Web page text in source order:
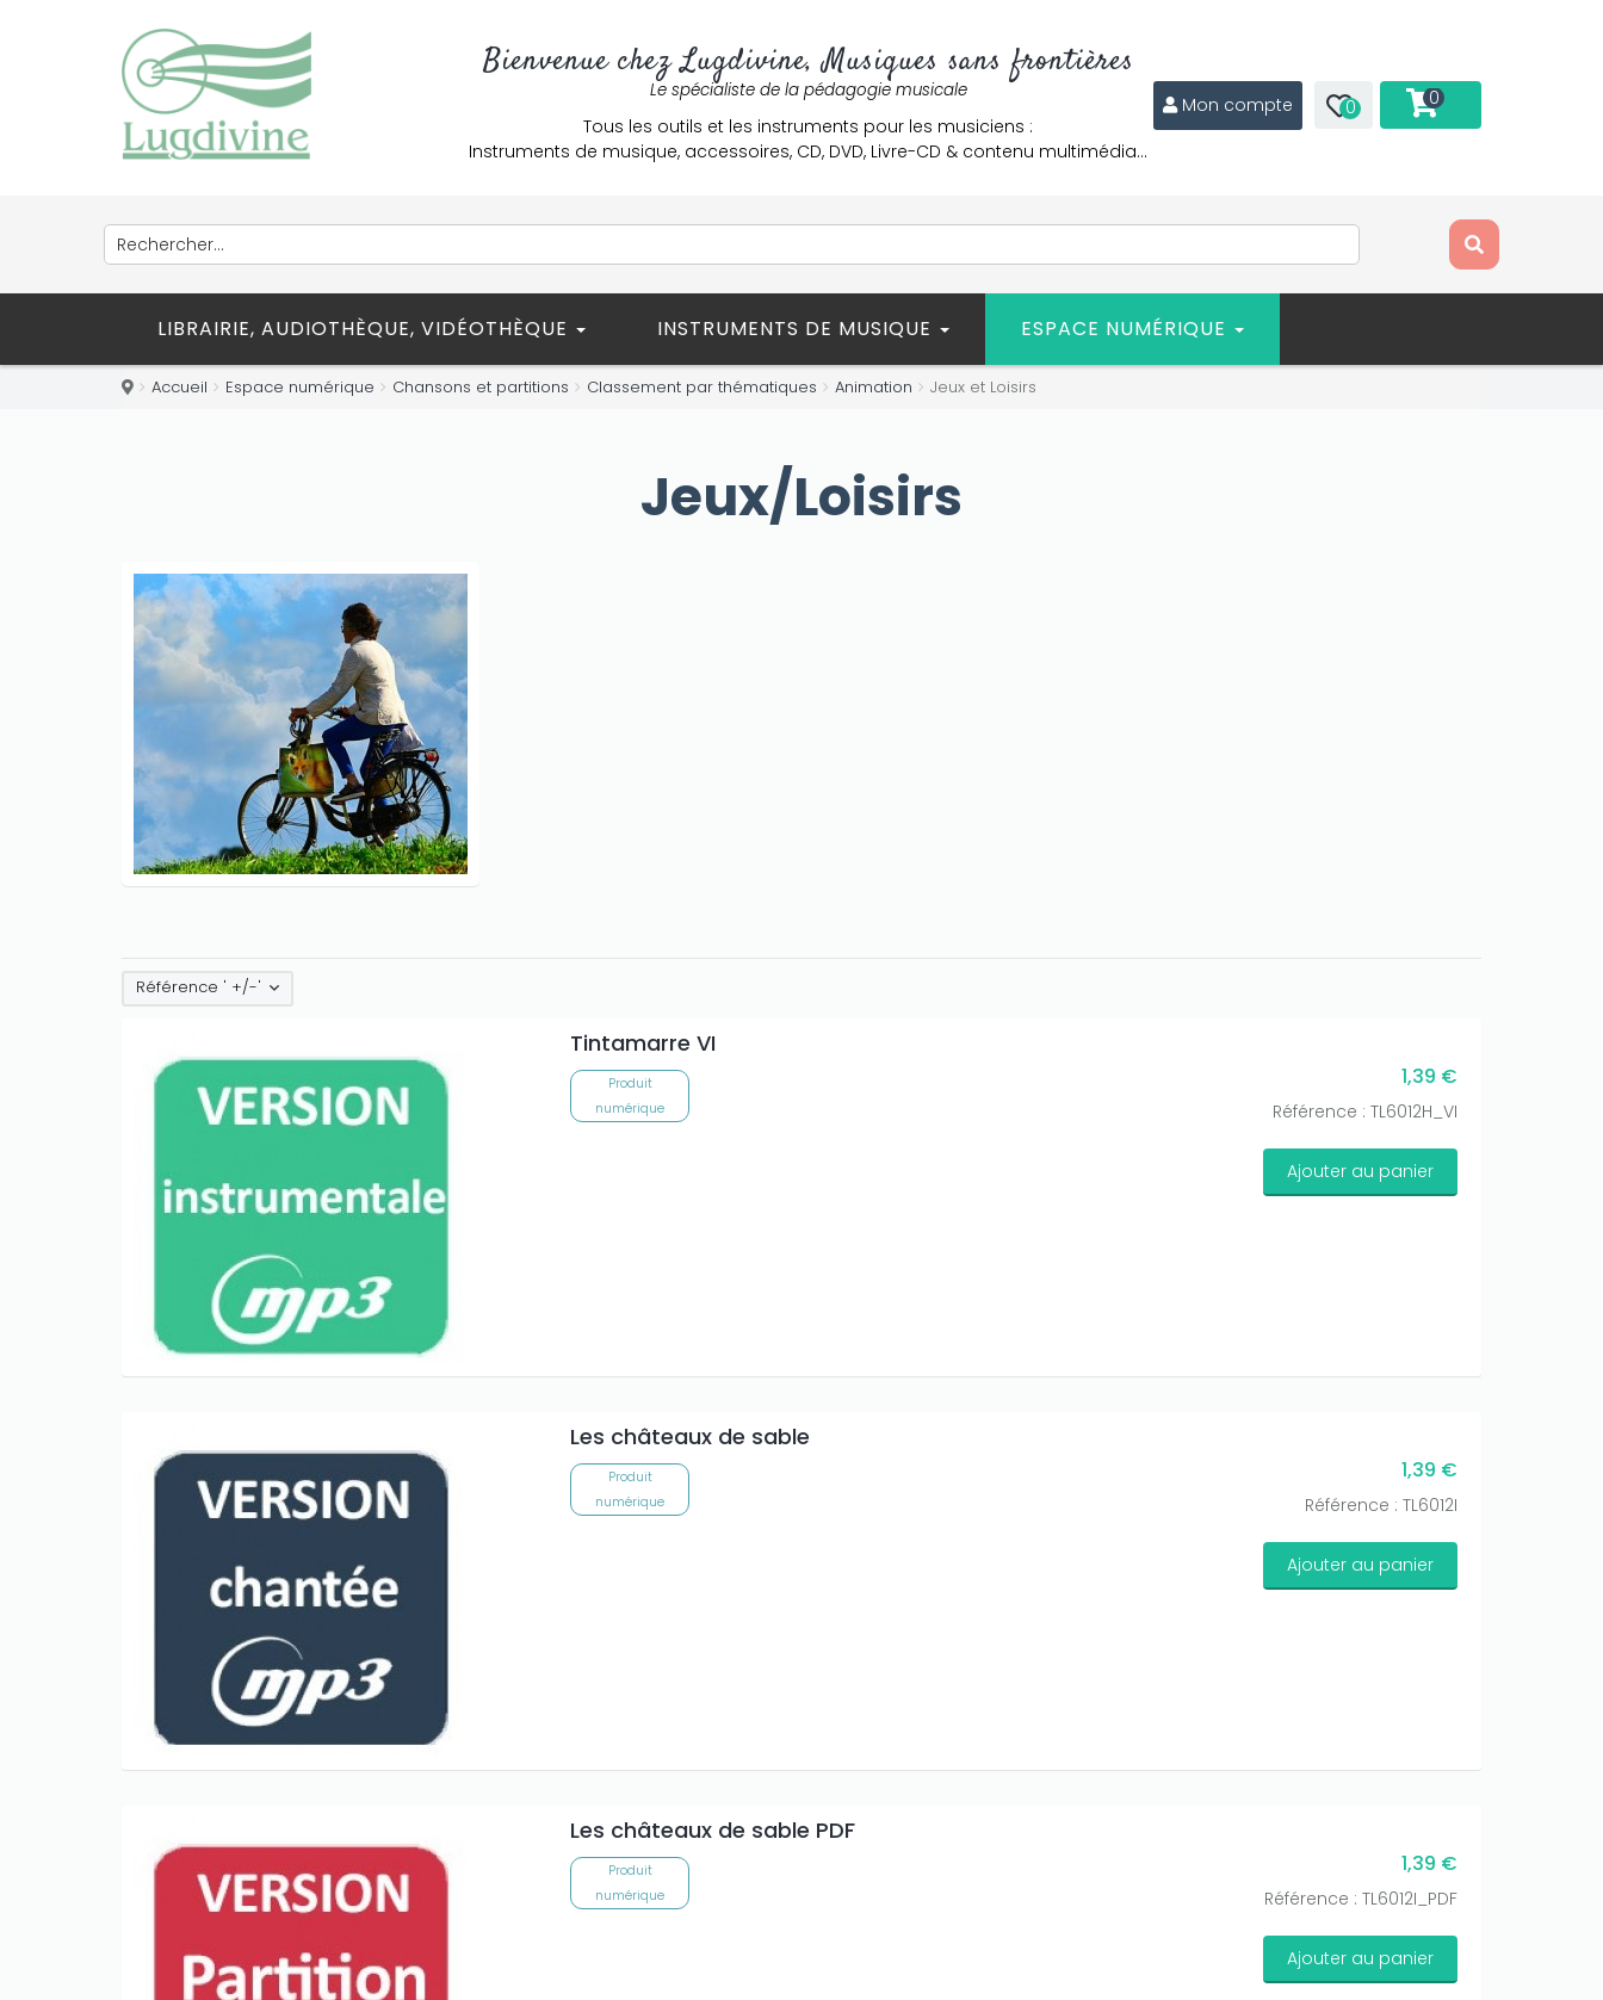
Bienvenue chez Lugdivine, Musiques sans frontières
Le spécialiste de la pédagogie musicale
Tous les outils et les instruments pour les musiciens :
Instruments de musique, accessoires, CD, DVD, Livre-CD & contenu multimédia…
Mon compte 0 0
LIBRAIRIE, AUDIOTHÈQUE, VIDÉOTHÈQUE INSTRUMENTS DE MUSIQUE ESPACE NUMÉRIQUE
Accueil Espace numérique Chansons et partitions Classement par thématiques Animation Jeux et Loisirs
Jeux/Loisirs
Référence ' +/-'
Tintamarre VI
Produit
numérique
1,39 €
Référence : TL6012H_VI
Ajouter au panier
Les châteaux de sable
Produit
numérique
1,39 €
Référence : TL6012I
Ajouter au panier
Les châteaux de sable PDF
Produit
numérique
1,39 €
Référence : TL6012I_PDF
Ajouter au panier